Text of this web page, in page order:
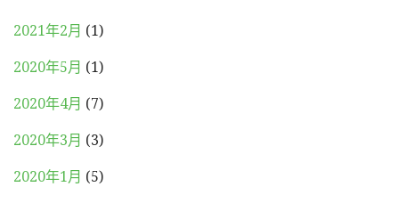
2021年2月 (1)
2020年5月 (1)
2020年4月 (7)
2020年3月 (3)
2020年1月 (5)